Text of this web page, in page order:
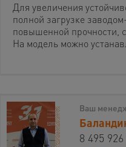
Для увеличения
полной загрузке
повышенной прочности,
На модель можно
Ваш
8 495